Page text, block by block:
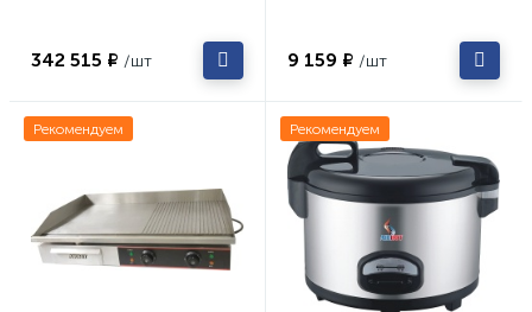
342 515 ₽ /шт 9 159 ₽ /шт
Рекомендуем Рекомендуем